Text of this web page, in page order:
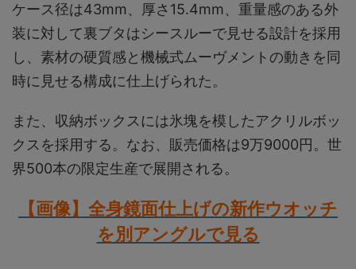
ケース径は43mm、厚さ15.4mm、重量感のある外
装に対して裏ブタはシースルーで見せる設計を採用
し、素材の硬質感と機械式ムーヴメントの動きを同
時に見せる構成に仕上げられた。
また、収納ボックスには氷塊を模したアクリルボッ
クスを採用する。なお、販売価格は9万9000円。世
界500本の限定生産で展開される。
【画像】全身鏡面仕上げの新作ウオッチ
を別アングルで見る